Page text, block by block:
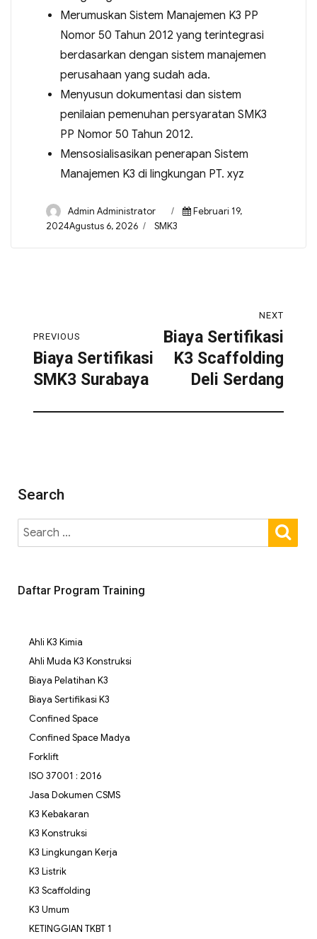
Merumuskan Sistem Manajemen K3 PP
Nomor 50 Tahun 2012 yang terintegrasi
berdasarkan dengan sistem manajemen
perusahaan yang sudah ada.
Menyusun dokumentasi dan sistem
penilaian pemenuhan persyaratan SMK3
PP Nomor 50 Tahun 2012.
Mensosialisasikan penerapan Sistem
Manajemen K3 di lingkungan PT. xyz
Admin Administrator
Februari 19,
2024Agustus 6, 2026
SMK3
PREVIOUS
Biaya Sertifikasi
SMK3 Surabaya
NEXT
Biaya Sertifikasi
K3 Scaffolding
Deli Serdang
Search
Daftar Program Training
Ahli K3 Kimia
Ahli Muda K3 Konstruksi
Biaya Pelatihan K3
Biaya Sertifikasi K3
Confined Space
Confined Space Madya
Forklift
ISO 37001 : 2016
Jasa Dokumen CSMS
K3 Kebakaran
K3 Konstruksi
K3 Lingkungan Kerja
K3 Listrik
K3 Scaffolding
K3 Umum
KETINGGIAN TKBT 1